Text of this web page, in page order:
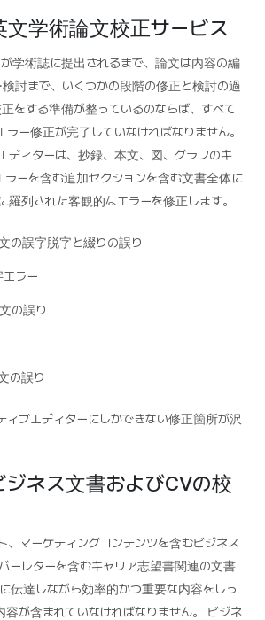
文学術論文校正サービス
学術誌に提出されるまで、論文は内容の編
討まで、いくつかの段階の修正と検討の過
をする準備が整っているのならば、すべて
ラー修正が完了していなければなりません。
ディターは、抄録、本文、図、グラフのキ
ラーを含む追加セクションを含む文書全体に
羅列された客観的なエラーを修正します。
の誤字脱字と綴りの誤り
ラー
の誤り
の誤り
ィブエディターにしかできない修正箇所が沢
ジネス文書およびCVの校
、マーケティングコンテンツを含むビジネス
ーレターを含むキャリア志望書関連の文書
伝達しながら効率的かつ重要な内容をしっ
容が含まれていなければなりません。 ビジネ